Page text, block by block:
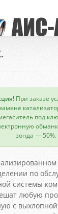
При заказе
под
зонда — 50%.
по
системы
любую
с